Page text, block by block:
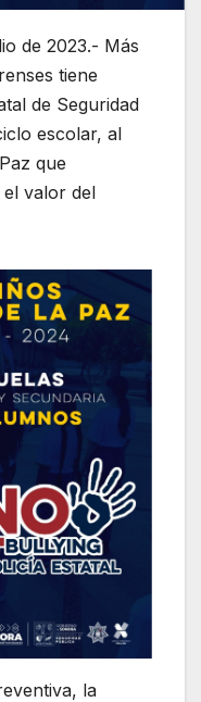
de 2023.- Más
tiene
de Seguridad
escolar, al
que
valor del
la